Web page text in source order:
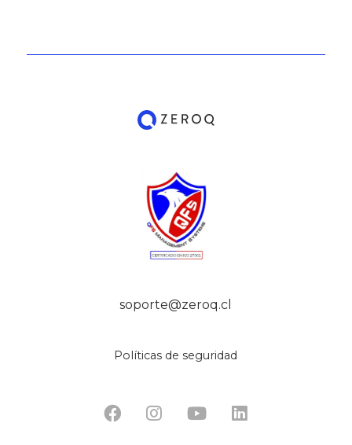
soporte@zeroq.cl
Políticas de seguridad
   